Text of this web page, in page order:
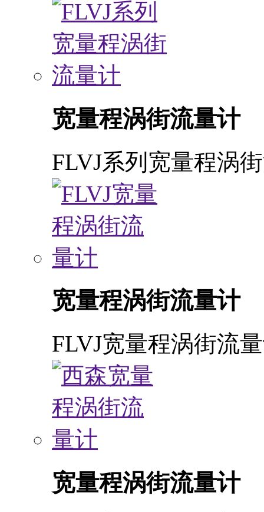
宽量程涡街流量计
FLVJ系列宽量程涡
宽量程涡街流量计
FLVJ宽量程涡街流
宽量程涡街流量计